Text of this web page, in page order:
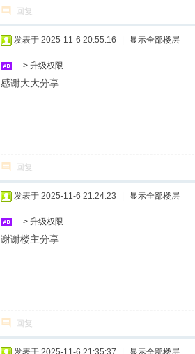
回复
发表于 2025-11-6 20:55:16 显示全部楼层
---> 升级权限
感谢大大分享
回复
发表于 2025-11-6 21:24:23 显示全部楼层
---> 升级权限
谢谢楼主分享
回复
发表于 2025-11-6 21:35:37 显示全部楼层